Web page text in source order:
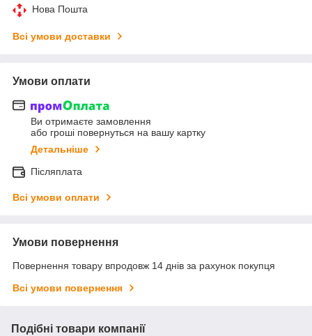
Нова Пошта
Всі умови доставки
Умови оплати
Ви отримаєте замовлення
або гроші повернуться на вашу картку
Детальніше
Післяплата
Всі умови оплати
Умови повернення
Повернення товару впродовж 14 днів за рахунок покупця
Всі умови повернення
Подібні товари компанії